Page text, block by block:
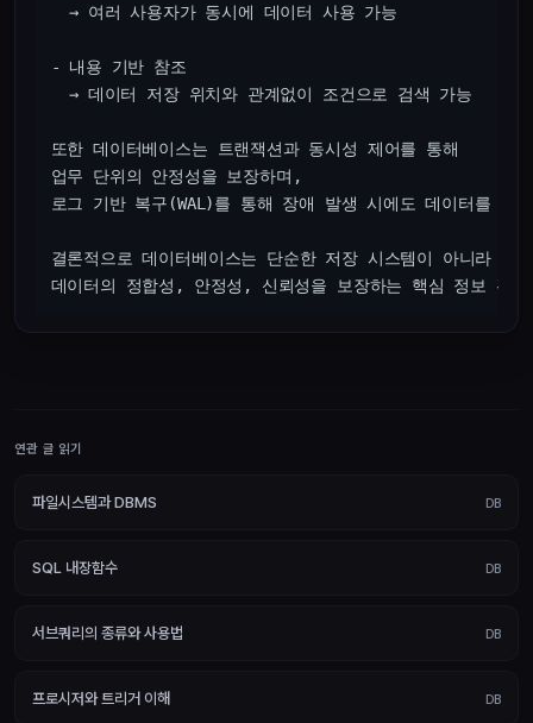
  → 여러 사용자가 동시에 데이터 사용 가능
- 내용 기반 참조
  → 데이터 저장 위치와 관계없이 조건으로 검색 가능
또한 데이터베이스는 트랜잭션과 동시성 제어를 통해
업무 단위의 안정성을 보장하며,
로그 기반 복구(WAL)를 통해 장애 발생 시에도 데이터를 보
결론적으로 데이터베이스는 단순한 저장 시스템이 아니라
연관 글 읽기
파일시스템과 DBMS DB
SQL 내장함수 DB
서브쿼리의 종류와 사용법 DB
프로시저와 트리거 이해 DB